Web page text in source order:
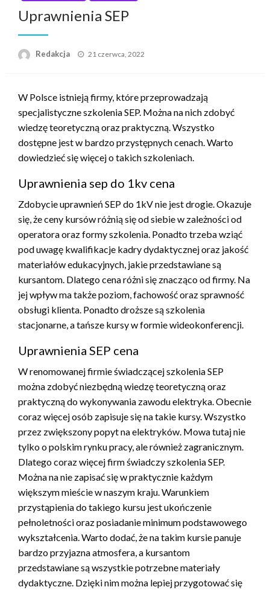
Uprawnienia SEP
Redakcja Napisano
21 czerwca, 2022
W Polsce istnieją firmy, które przeprowadzają
specjalistyczne szkolenia SEP. Można na nich zdobyć
wiedzę teoretyczną oraz praktyczną. Wszystko
dostępne jest w bardzo przystępnych cenach. Warto
dowiedzieć się więcej o takich szkoleniach.
Uprawnienia sep do 1kv cena
Zdobycie uprawnień SEP do 1kV nie jest drogie. Okazuje
się, że ceny kursów różnią się od siebie w zależności od
operatora oraz formy szkolenia. Ponadto trzeba wziąć
pod uwagę kwalifikacje kadry dydaktycznej oraz jakość
materiałów edukacyjnych, jakie przedstawiane są
kursantom. Dlatego cena różni się znacząco od firmy. Na
jej wpływ ma także poziom, fachowość oraz sprawność
obsługi klienta. Ponadto droższe są szkolenia
stacjonarne, a tańsze kursy w formie wideokonferencji.
Uprawnienia SEP cena
W renomowanej firmie świadczącej szkolenia SEP
można zdobyć niezbędną wiedzę teoretyczną oraz
praktyczną do wykonywania zawodu elektryka. Obecnie
coraz więcej osób zapisuje się na takie kursy. Wszystko
przez zwiększony popyt na elektryków. Mowa tutaj nie
tylko o polskim rynku pracy, ale również zagranicznym.
Dlatego coraz więcej firm świadczy szkolenia SEP.
Można na nie zapisać się w praktycznie każdym
większym mieście w naszym kraju. Warunkiem
przystąpienia do takiego kursu jest ukończenie
pełnoletności oraz posiadanie minimum podstawowego
wykształcenia. Warto dodać, że na takim kursie panuje
bardzo przyjazna atmosfera, a kursantom
przedstawiane są wszystkie potrzebne materiały
dydaktyczne. Dzięki nim można lepiej przygotować się